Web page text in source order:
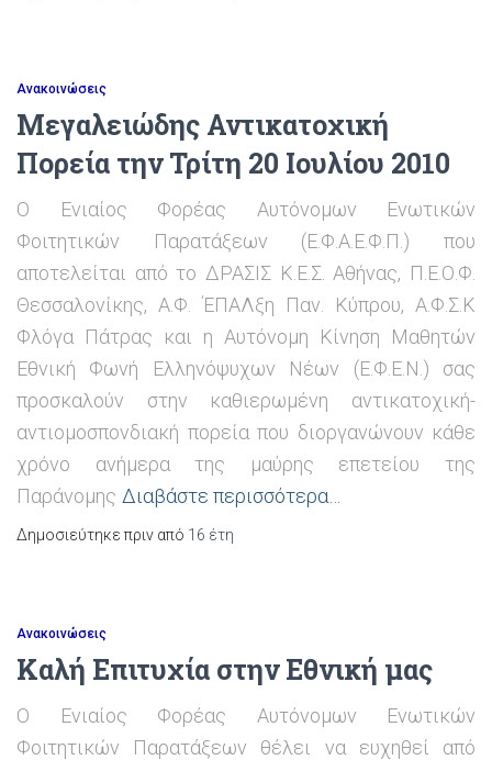
Ανακοινώσεις
Mεγαλειώδης Αντικατοχική
Πορεία την Τρίτη 20 Ιουλίου 2010
Ο Ενιαίος Φορέας Αυτόνομων Ενωτικών
Φοιτητικών Παρατάξεων (Ε.Φ.Α.Ε.Φ.Π.) που
αποτελείται από το ΔΡΑΣΙΣ Κ.Ε.Σ. Αθήνας, Π.Ε.Ο.Φ.
Θεσσαλονίκης, Α.Φ. ΈΠΑΛξη Παν. Κύπρου, Α.Φ.Σ.Κ
Φλόγα Πάτρας και η Αυτόνομη Κίνηση Μαθητών
Εθνική Φωνή Ελληνόψυχων Νέων (Ε.Φ.Ε.Ν.) σας
προσκαλούν στην καθιερωμένη αντικατοχική-
αντιομοσπονδιακή πορεία που διοργανώνουν κάθε
χρόνο ανήμερα της μαύρης επετείου της
Παράνομης Διαβάστε περισσότερα…
Δημοσιεύτηκε πριν από 16 έτη
Ανακοινώσεις
Καλή Επιτυχία στην Εθνική μας
Ο Ενιαίος Φορέας Αυτόνομων Ενωτικών
Φοιτητικών Παρατάξεων θέλει να ευχηθεί από